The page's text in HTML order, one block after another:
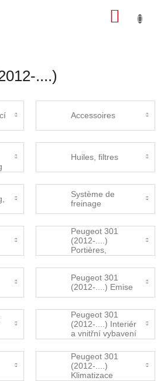
....)
Accessoires
Huiles, filtres
Système de
freinage
Peugeot 301
(2012-....)
Portières,
Peugeot 301
(2012-....) Emise
Peugeot 301
(2012-....) Interiér
a vnitřní vybavení
Peugeot 301
(2012-....)
Klimatizace